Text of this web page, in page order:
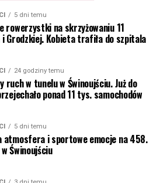
5 dni temu
rowerzystki na skrzyżowaniu 11
Grodzkiej. Kobieta trafiła do szpitala
24 godziny temu
ruch w tunelu w Świnoujściu. Już do
ponad 11 tys. samochodów
5 dni temu
atmosfera i sportowe emocje na 458.
Świnoujściu